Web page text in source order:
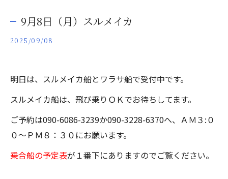
9月8日（月）スルメイカ
2025/09/08
明日は、スルメイカ船とワラサ船で受付中です。
スルメイカ船は、飛び乗りＯＫでお待ちしてます。
ご予約は090-6086-3239か090-3228-6370へ、ＡＭ３:０
０～ＰＭ８：３０にお願います。
乗合船の予定表が１番下にありますのでご覧ください。